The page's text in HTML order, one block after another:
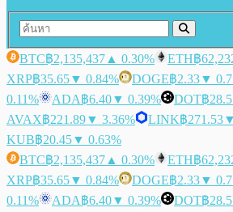
BTC฿2,135,437 ▲ 0.30% ETH฿
XRP฿35.65▼ 0.84% DOGE฿2.33▼
0.11%
ADA฿6.40▼ 0.39% DOT฿
AVAX฿221.89▼ 3.36% LINK฿271.53
KUB฿20.45▼ 0.63%
BTC฿2,135,437 ▲ 0.30% ETH฿
XRP฿35.65▼ 0.84% DOGE฿2.33▼
0.11%
ADA฿6.40▼ 0.39% DOT฿